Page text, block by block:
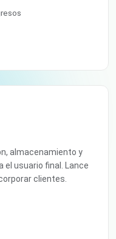
almacenamiento y
el usuario final. Lance
clientes.